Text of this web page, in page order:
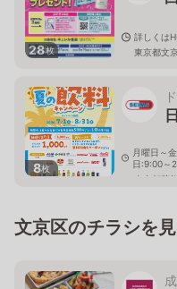
28枚
詳しくは
東京都文
8枚
月曜日～
日:9:00～
東京都荒
文京区のチラシを